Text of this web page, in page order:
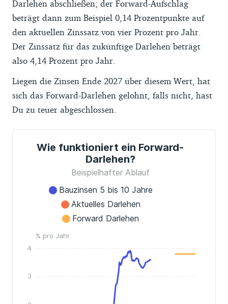
Darlehen abschließen; der Forward-Aufschlag
beträgt dann zum Beispiel 0,14 Prozentpunkte auf
den aktuellen Zinssatz von vier Prozent pro Jahr.
Der Zinssatz für das zukünftige Darlehen beträgt
also 4,14 Prozent pro Jahr.
Liegen die Zinsen Ende 2027 über diesem Wert, hat
sich das Forward-Darlehen gelohnt, falls nicht, hast
Du zu teuer abgeschlossen.